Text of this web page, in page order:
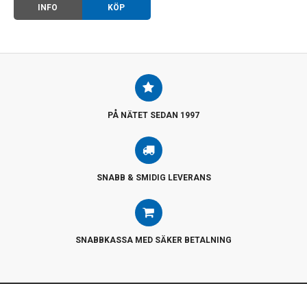
INFO KÖP
PÅ NÄTET SEDAN 1997
SNABB & SMIDIG LEVERANS
SNABBKASSA MED SÄKER BETALNING